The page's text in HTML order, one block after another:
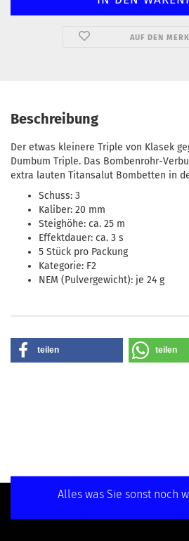
AUF DEN
Beschreibung
Der etwas kleinere Triple von Klasek
Dumbum Triple. Das Bombenrohr-
extra lauten Titansalut Bombetten in
Schuss: 3
Kaliber: 20 mm
Steighöhe: ca. 25 m
Effektdauer: ca. 3 s
5 Stück pro Packung
Kategorie: F2
NEM (Pulvergewicht): je 24 g
teilen teilen
Alles was Sie sonst noch